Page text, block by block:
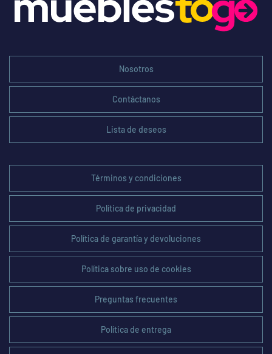
Nosotros
Contáctanos
Lista de deseos
Términos y condiciones
Política de privacidad
Política de garantía y devoluciones
Política sobre uso de cookies
Preguntas frecuentes
Política de entrega